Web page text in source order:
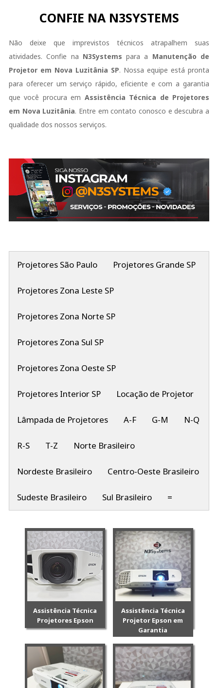
CONFIE NA N3SYSTEMS
Não deixe que imprevistos técnicos atrapalhem suas
atividades. Confie na N3Systems para a Manutenção de
Projetor em Nova Luzitânia SP. Nossa equipe está pronta
para oferecer um serviço rápido, eficiente e com a garantia
que você procura em Assistência Técnica de Projetores
em Nova Luzitânia. Entre em contato conosco e descubra a
qualidade dos nossos serviços.
Projetores São Paulo Projetores Grande SP
Projetores Zona Leste SP
Projetores Zona Norte SP
Projetores Zona Sul SP
Projetores Zona Oeste SP
Projetores Interior SP Locação de Projetor
Lâmpada de Projetores A-F G-M N-Q
R-S T-Z Norte Brasileiro
Nordeste Brasileiro Centro-Oeste Brasileiro
Sudeste Brasileiro Sul Brasileiro =
Assistência Técnica
Projetores Epson
Assistência Técnica
Projetor Epson em
Garantia